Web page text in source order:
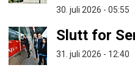
30. juli 2026 - 05:55
Slutt for
31. juli 2026 - 12:40